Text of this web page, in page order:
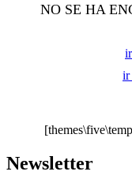
NO SE HA
ir
Newsletter